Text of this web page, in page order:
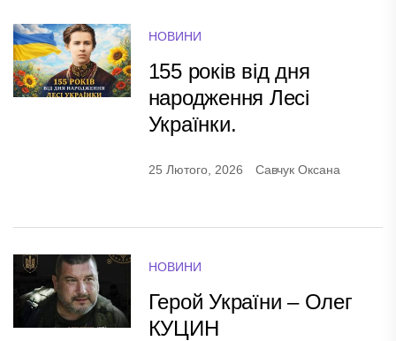
НОВИНИ
155 років від дня
народження Лесі
Українки.
25 Лютого, 2026 Савчук Оксана
НОВИНИ
Герой України – Олег
КУЦИН